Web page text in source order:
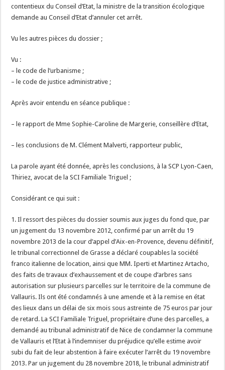
contentieux du Conseil d’Etat, la ministre de la transition écologique
demande au Conseil d’Etat d’annuler cet arrêt.
Vu les autres pièces du dossier ;
Vu :
– le code de l’urbanisme ;
– le code de justice administrative ;
Après avoir entendu en séance publique :
– le rapport de Mme Sophie-Caroline de Margerie, conseillère d’Etat,
– les conclusions de M. Clément Malverti, rapporteur public,
La parole ayant été donnée, après les conclusions, à la SCP Lyon-Caen,
Thiriez, avocat de la SCI Familiale Triguel ;
Considérant ce qui suit :
1. Il ressort des pièces du dossier soumis aux juges du fond que, par
un jugement du 13 novembre 2012, confirmé par un arrêt du 19
novembre 2013 de la cour d’appel d’Aix-en-Provence, devenu définitif,
le tribunal correctionnel de Grasse a déclaré coupables la société
franco italienne de location, ainsi que MM. Iperti et Martinez Artacho,
des faits de travaux d’exhaussement et de coupe d’arbres sans
autorisation sur plusieurs parcelles sur le territoire de la commune de
Vallauris. Ils ont été condamnés à une amende et à la remise en état
des lieux dans un délai de six mois sous astreinte de 75 euros par jour
de retard. La SCI Familiale Triguel, propriétaire d’une des parcelles, a
demandé au tribunal administratif de Nice de condamner la commune
de Vallauris et l’Etat à l’indemniser du préjudice qu’elle estime avoir
subi du fait de leur abstention à faire exécuter l’arrêt du 19 novembre
2013. Par un jugement du 28 novembre 2018, le tribunal administratif